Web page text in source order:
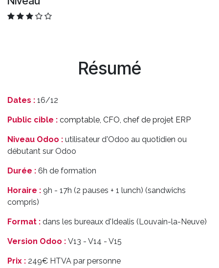
Résumé
Dates : 16/12
Public cible : comptable, CFO, chef de projet ERP
Niveau Odoo : utilisateur d'Odoo au quotidien ou
débutant sur Odoo
Durée : 6h de formation
Horaire : 9h - 17h (2 pauses + 1 lunch) (sandwichs
compris)
Format : dans les bureaux d'Idealis (Louvain-la-Neuve)
Version Odoo : V13 - V14 - V15
Prix : 249€ HTVA par personne